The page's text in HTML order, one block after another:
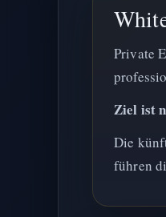
Private
Ziel ist
Die
führen